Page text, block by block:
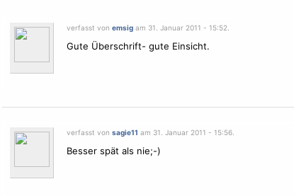
verfasst von emsigam 31. Januar 2011 - 15:52.
Gute Überschrift- gute Einsicht.
verfasst von sagie11 am 31. Januar 2011 - 15:56.
Besser spät als nie;-)